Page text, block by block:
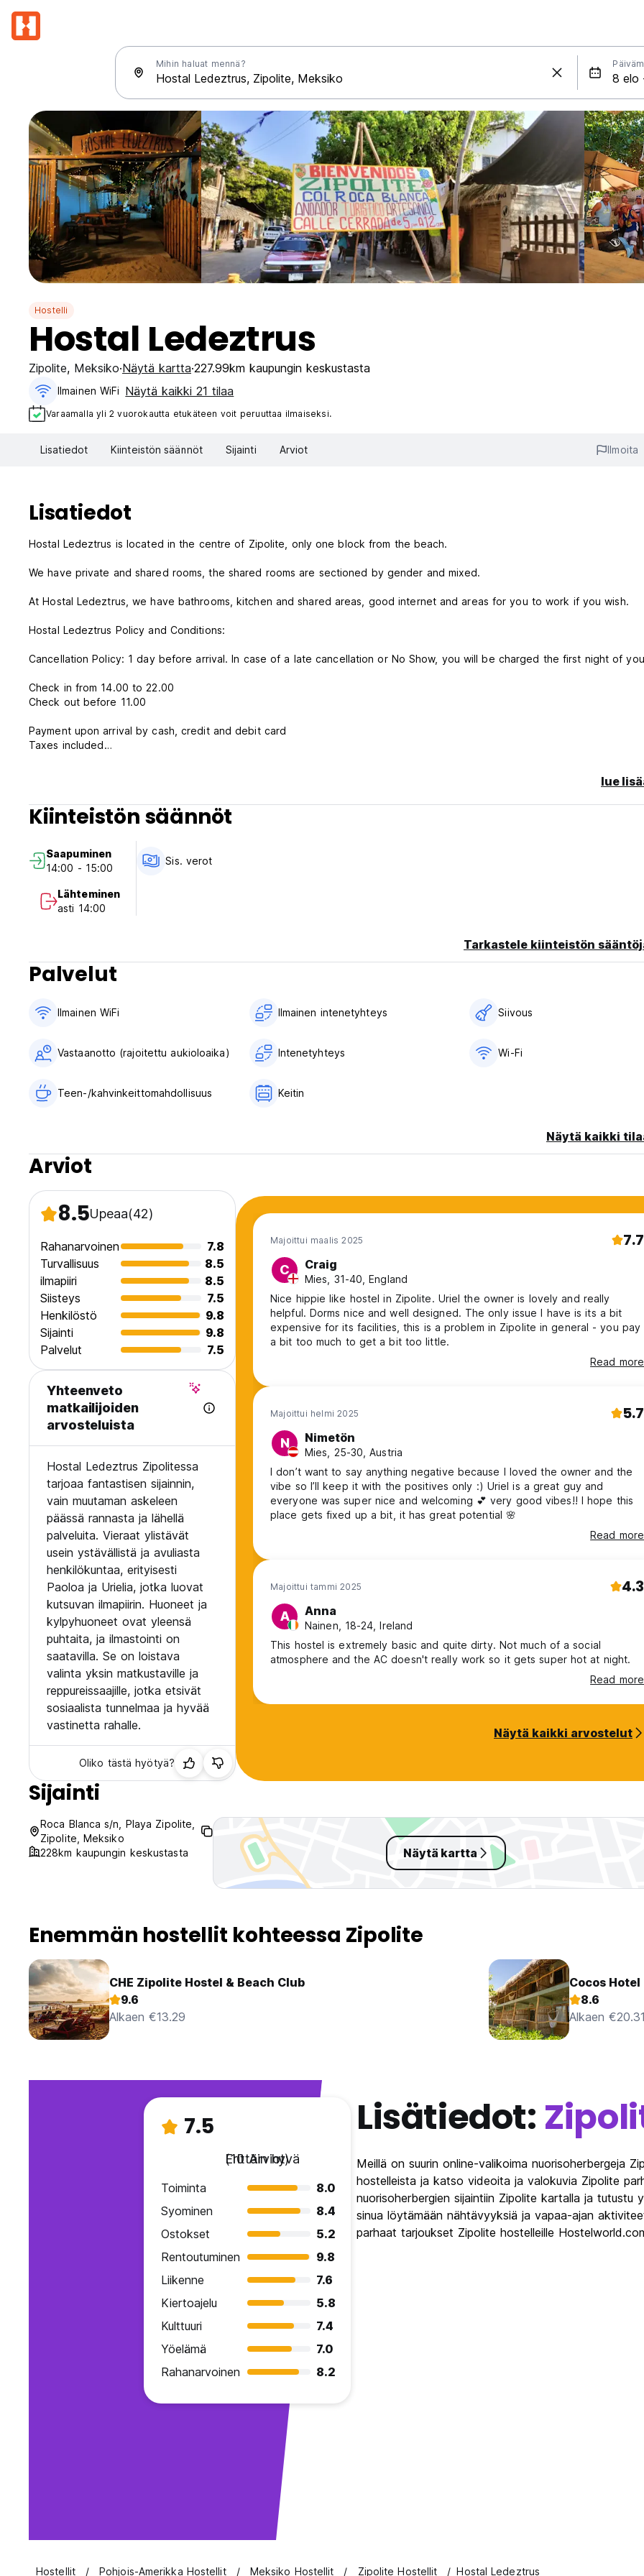
Mihin haluat mennä?
Hostelli
Hostal Ledeztrus
Zipolite, Meksiko Näytä kartta 227.99km kaupungin keskustasta
Ilmainen WiFi Näytä kaikki 21 tilaa
Varaamalla yli 2 vuorokautta etukäteen voit peruuttaa ilmaiseksi.
Lisatiedot Kiinteistön säännöt Sijainti Arviot Ilmoita
Lisatiedot
Hostal Ledeztrus is located in the centre of Zipolite, only one block from the beach.
We have private and shared rooms, the shared rooms are sectioned by gender and mixed.
At Hostal Ledeztrus, we have bathrooms, kitchen and shared areas, good internet and areas for you to work if you wish.
Hostal Ledeztrus Policy and Conditions:
Cancellation Policy: 1 day before arrival. In case of a late cancellation or No Show, you will be charged the first night of
Check in from 14.00 to 22.00
Check out before 11.00
Payment upon arrival by cash, credit and debit card
Taxes included
24 hours reception
No pets allowed
lue
Kiinteistön säännöt
Saapuminen
14:00 - 15:00
Lähteminen
asti 14:00
Sis. verot
Tarkastele kiinteistön
Palvelut
Ilmainen WiFi Ilmainen intenetyhteys Siivous
Vastaanotto (rajoitettu aukioloaika) Intenetyhteys Wi-Fi
Teen-/kahvinkeittomahdollisuus Keitin
Näytä kaikki
Arviot
8.5Upeaa(42)
Rahanarvoinen
7.8
Turvallisuus
8.5
ilmapiiri
8.5
Siisteys
7.5
Henkilöstö
9.8
Sijainti
9.8
Palvelut
7.5
Yhteenveto
matkailijoiden
arvosteluista
Hostal Ledeztrus Zipolitessa
tarjoaa fantastisen sijainnin,
vain muutaman askeleen
päässä rannasta ja lähellä
palveluita. Vieraat ylistävät
usein ystävällistä ja avuliasta
henkilökuntaa, erityisesti
Paoloa ja Urielia, jotka luovat
kutsuvan ilmapiirin. Huoneet ja
kylpyhuoneet ovat yleensä
puhtaita, ja ilmastointi on
saatavilla. Se on loistava
valinta yksin matkustaville ja
reppureissaajille, jotka etsivät
sosiaalista tunnelmaa ja hyvää
vastinetta rahalle.
Oliko tästä hyötyä?
Majoittui maalis 2025 7.7
C Craig
Mies, 31-40, England
Nice hippie like hostel in Zipolite. Uriel the owner is lovely and really
helpful. Dorms nice and well designed. The only issue I have is its a bit
expensive for its facilities, this is a problem in Zipolite in general - you pay
a bit too much to get a bit too little.
Read more
Majoittui helmi 2025 5.7
N Nimetön
Mies, 25-30, Austria
I don’t want to say anything negative because I loved the owner and the
vibe so I’ll keep it with the positives only :) Uriel is a great guy and
everyone was super nice and welcoming 💕 very good vibes!! I hope this
place gets fixed up a bit, it has great potential 🌸
Read more
Majoittui tammi 2025 4.3
A Anna
Nainen, 18-24, Ireland
This hostel is extremely basic and quite dirty. Not much of a social
atmosphere and the AC doesn't really work so it gets super hot at night.
Read more
Näytä kaikki arvostelut
Sijainti
Roca Blanca s/n, Playa Zipolite,
Zipolite, Meksiko
228km kaupungin keskustasta
Näytä kartta
Enemmän hostellit kohteessa Zipolite
CHE Zipolite Hostel & Beach Club
9.6
Alkaen €13.29
Cocos Hotel
8.6
Alkaen
7.5
Erittäin hyvä
(10 Arviot)
Toiminta
8.0
Syominen
8.4
Ostokset
5.2
Rentoutuminen
9.8
Liikenne
7.6
Kiertoajelu
5.8
Kulttuuri
7.4
Yöelämä
7.0
Rahanarvoinen
8.2
Lisätiedot:
Meillä on suurin online-valikoima nuorisoherbergeja
hostelleista ja katso videoita ja valokuvia Zipolite
nuorisoherbergien sijaintiin Zipolite kartalla ja
sinua löytämään nähtävyyksiä ja vapaa-ajan
parhaat tarjoukset Zipolite hostelleille
Hostellit Pohjois-Amerikka Hostellit Meksiko Hostellit Zipolite Hostellit Hostal Ledeztrus